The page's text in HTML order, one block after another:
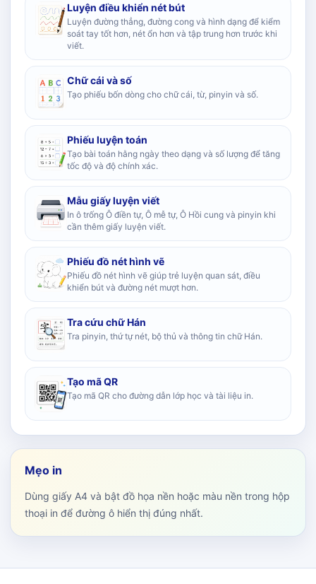
Luyện điều khiển nét bút
Luyện đường thẳng, đường cong và hình dạng để kiểm
soát tay tốt hơn, nét ổn hơn và tập trung hơn trước khi
viết.
Chữ cái và số
Tạo phiếu bốn dòng cho chữ cái, từ, pinyin và số.
Phiếu luyện toán
Tạo bài toán hằng ngày theo dạng và số lượng để tăng
tốc độ và độ chính xác.
Mẫu giấy luyện viết
In ô trống Ô điền tự, Ô mễ tự, Ô Hồi cung và pinyin khi
cần thêm giấy luyện viết.
Phiếu đồ nét hình vẽ
Phiếu đồ nét hình vẽ giúp trẻ luyện quan sát, điều
khiển bút và đường nét mượt hơn.
Tra cứu chữ Hán
Tra pinyin, thứ tự nét, bộ thủ và thông tin chữ Hán.
Tạo mã QR
Tạo mã QR cho đường dẫn lớp học và tài liệu in.
Mẹo in
Dùng giấy A4 và bật đồ họa nền hoặc màu nền trong hộp
thoại in để đường ô hiển thị đúng nhất.